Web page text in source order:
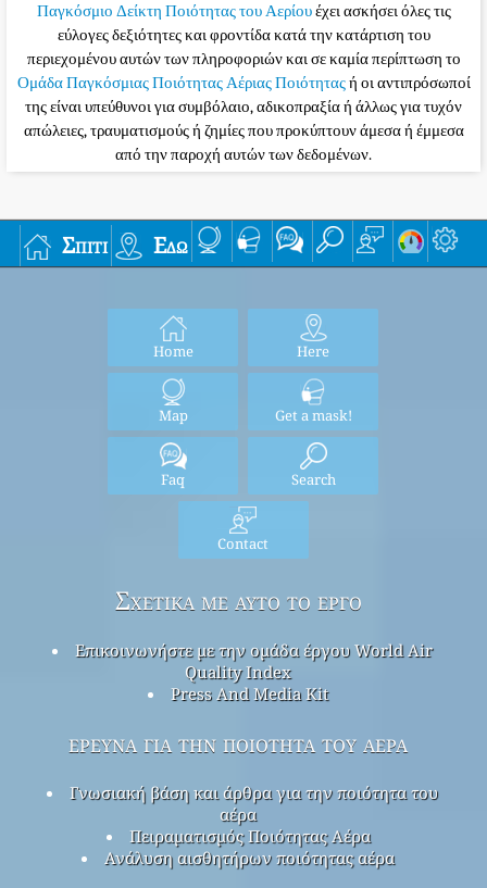
Παγκόσμιο Δείκτη Ποιότητας του Αερίουέχει ασκήσει όλες τις
εύλογες δεξιότητες και φροντίδα κατά την κατάρτιση του
περιεχομένου αυτών των πληροφοριών και σε καμία περίπτωση το
Ομάδα Παγκόσμιας Ποιότητας Αέριας Ποιότηταςή οι αντιπρόσωποί
της είναι υπεύθυνοι για συμβόλαιο, αδικοπραξία ή άλλως για τυχόν
απώλειες, τραυματισμούς ή ζημίες που προκύπτουν άμεσα ή έμμεσα
από την παροχή αυτών των δεδομένων.
Σπίτι Εδώ
Home Here
Map Get a mask!
Faq Search
Contact
Σχετικά με αυτό το έργο
Επικοινωνήστε με την ομάδα έργου World Air
Quality Index
Press And Media Kit
έρευνα για την ποιότητα του αέρα
Γνωσιακή βάση και άρθρα για την ποιότητα του
αέρα
Πειραματισμός Ποιότητας Αέρα
Ανάλυση αισθητήρων ποιότητας αέρα